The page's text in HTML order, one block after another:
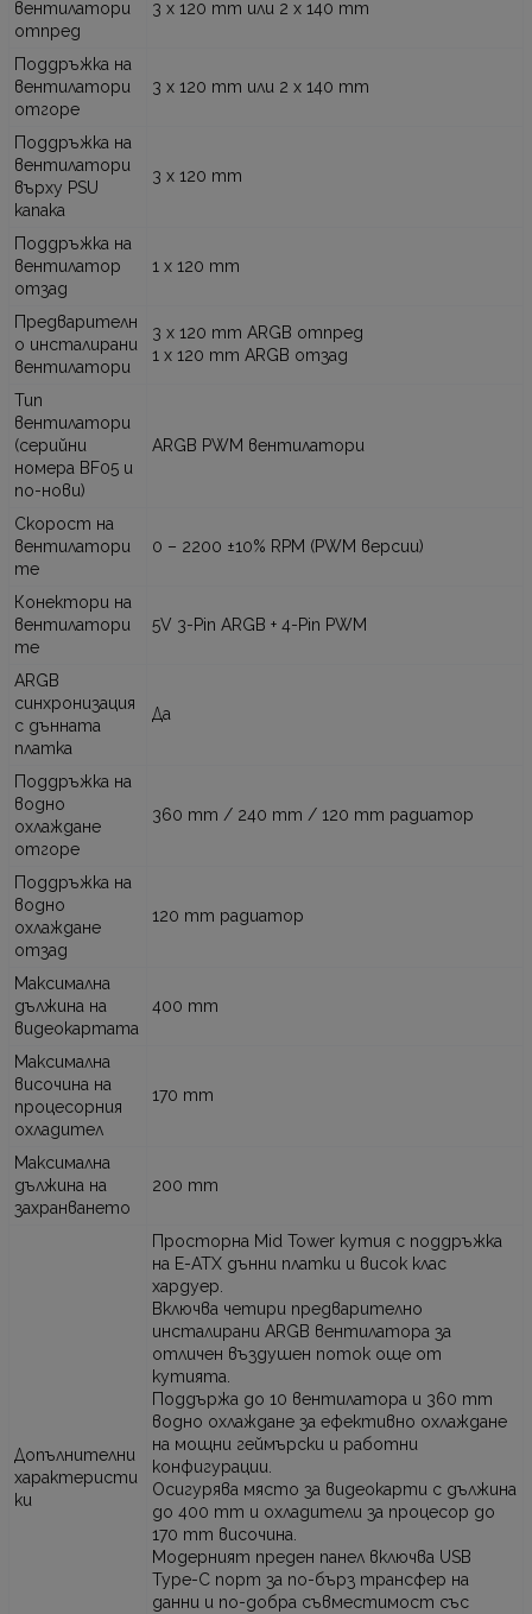
вентилатори
отпред
3 x 120 mm или 2 x 140 mm
Поддръжка на
вентилатори
отгоре
3 x 120 mm или 2 x 140 mm
Поддръжка на
вентилатори
върху PSU
капака
3 x 120 mm
Поддръжка на
вентилатор
отзад
1 x 120 mm
Предварителн
о инсталирани
вентилатори
3 x 120 mm ARGB отпред
1 x 120 mm ARGB отзад
Тип
вентилатори
(серийни
номера BF05 и
по-нови)
ARGB PWM вентилатори
Скорост на
вентилатори
те
0 – 2200 ±10% RPM (PWM версии)
Конектори на
вентилатори
те
5V 3-Pin ARGB + 4-Pin PWM
ARGB
синхронизация
с дънната
платка
Да
Поддръжка на
водно
охлаждане
отгоре
360 mm / 240 mm / 120 mm радиатор
Поддръжка на
водно
охлаждане
отзад
120 mm радиатор
Максимална
дължина на
видеокартата
400 mm
Максимална
височина на
процесорния
охладител
170 mm
Максимална
дължина на
захранването
200 mm
Допълнителни
характеристи
ки
Просторна Mid Tower кутия с поддръжка
на E-ATX дънни платки и висок клас
хардуер.
Включва четири предварително
инсталирани ARGB вентилатора за
отличен въздушен поток още от
кутията.
Поддържа до 10 вентилатора и 360 mm
водно охлаждане за ефективно охлаждане
на мощни геймърски и работни
конфигурации.
Осигурява място за видеокарти с дължина
до 400 mm и охладители за процесор до
170 mm височина.
Модерният преден панел включва USB
Type-C порт за по-бърз трансфер на
данни и по-добра съвместимост със